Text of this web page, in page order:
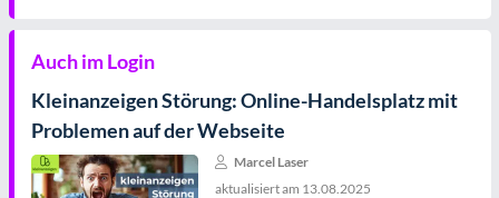
Auch im Login
Kleinanzeigen Störung: Online-Handelsplatz mit
Problemen auf der Webseite
Marcel Laser
aktualisiert am 13.08.2025